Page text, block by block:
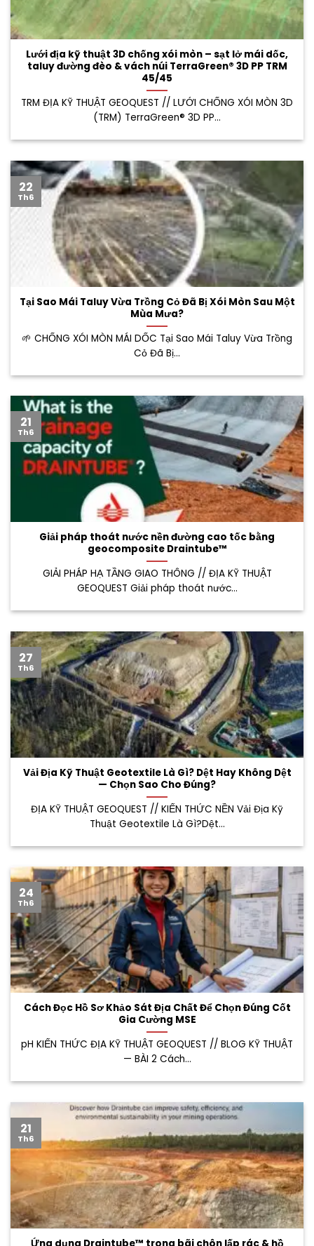
Lưới địa kỹ thuật 3D chống xói mòn – sạt lở mái dốc,
taluy đường đèo & vách núi TerraGreen® 3D PP TRM
45/45
TRM ĐỊA KỸ THUẬT GEOQUEST // LƯỚI CHỐNG XÓI MÒN 3D
(TRM) TerraGreen® 3D PP...
Tại Sao Mái Taluy Vừa Trồng Cỏ Đã Bị Xói Mòn Sau Một
Mùa Mưa?
🌱 CHỐNG XÓI MÒN MÁI DỐC Tại Sao Mái Taluy Vừa Trồng
Cỏ Đã Bị...
22
Th6
Giải pháp thoát nước nền đường cao tốc bằng
geocomposite Draintube™
GIẢI PHÁP HẠ TẦNG GIAO THÔNG // ĐỊA KỸ THUẬT
GEOQUEST Giải pháp thoát nước...
21
Th6
Vải Địa Kỹ Thuật Geotextile Là Gì? Dệt Hay Không Dệt
— Chọn Sao Cho Đúng?
ĐỊA KỸ THUẬT GEOQUEST // KIẾN THỨC NỀN Vải Địa Kỹ
Thuật Geotextile Là Gì?Dệt...
27
Th6
Cách Đọc Hồ Sơ Khảo Sát Địa Chất Để Chọn Đúng Cốt
Gia Cường MSE
pH KIẾN THỨC ĐỊA KỸ THUẬT GEOQUEST // BLOG KỸ THUẬT
— BÀI 2 Cách...
24
Th6
Ứng dụng Draintube™ trong bãi chôn lấp rác & hồ
21
Th6